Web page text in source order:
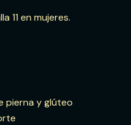
11 en mujeres.
pierna y glúteo